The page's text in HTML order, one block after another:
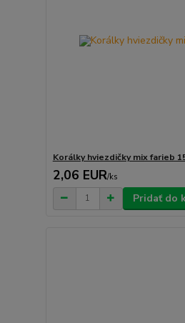
Korálky hviezdičky mix farieb
2,06 EUR/ks
Pridať do